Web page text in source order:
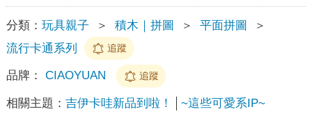
分類： 玩具親子 ＞ 積木｜拼圖 ＞ 平面拼圖
＞
流行卡通系列
追蹤
品牌： CIAOYUAN 追蹤
相關主題： 吉伊卡哇新品到啦！ ~這些可愛系IP~